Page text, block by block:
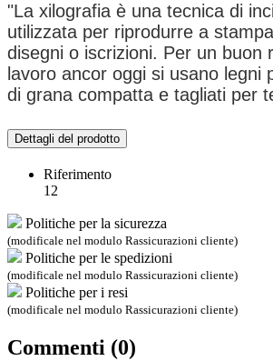
"La xilografia è una tecnica di
utilizzata per riprodurre a
disegni o iscrizioni. Per un buon
lavoro ancor oggi si usano legni
di grana compatta e tagliati per
Dettagli del prodotto
Riferimento
12
Politiche per la sicurezza
(modificale nel modulo Rassicurazioni cliente)
Politiche per le spedizioni
(modificale nel modulo Rassicurazioni cliente)
Politiche per i resi
(modificale nel modulo Rassicurazioni cliente)
Commenti (0)